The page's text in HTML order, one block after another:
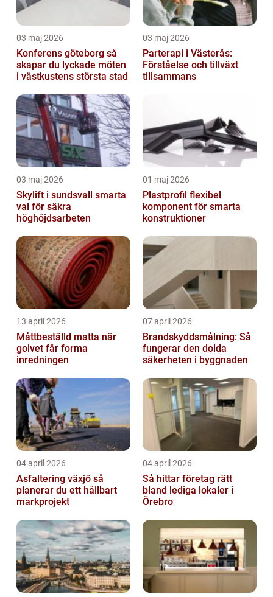
03 maj 2026
Konferens göteborg så
skapar du lyckade möten
i västkustens största stad
03 maj 2026
Parterapi i Västerås:
Förståelse och tillväxt
tillsammans
03 maj 2026
Skylift i sundsvall smarta
val för säkra
höghöjdsarbeten
01 maj 2026
Plastprofil flexibel
komponent för smarta
konstruktioner
13 april 2026
Måttbeställd matta när
golvet får forma
inredningen
07 april 2026
Brandskyddsmålning: Så
fungerar den dolda
säkerheten i byggnaden
04 april 2026
Asfaltering växjö så
planerar du ett hållbart
markprojekt
04 april 2026
Så hittar företag rätt
bland lediga lokaler i
Örebro